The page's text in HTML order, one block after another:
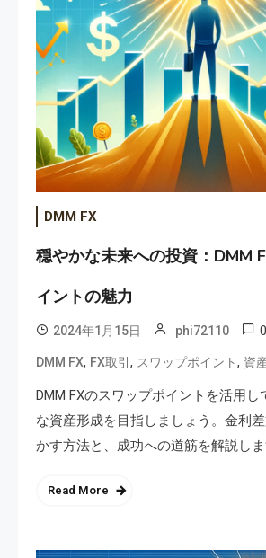
DMM FX
穏やかな未来への投資：DMM
イントの魅力
2024年1月15日 phi72110 0
DMM FX, FX取引 , スワップポイント, 資
DMM FXのスワップポイントを活用し
な資産形成を目指しましょう。金利
かす方法と、成功への道筋を解説しま
Read More